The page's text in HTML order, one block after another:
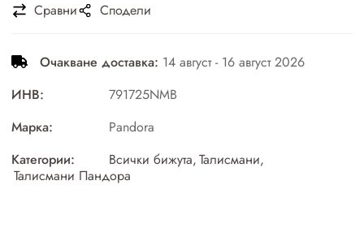
Сравни Сподели
Очакване доставка: 14 август - 16 август 2026
ИНВ:
791725NMB
Марка:
Pandora
Категории:
Всички бижута,Талисмани,
Талисмани Пандора